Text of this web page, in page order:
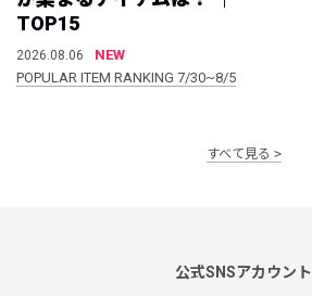
TOP15
2026.08.06
NEW
POPULAR ITEM RANKING 7/30~8/5
すべて見る
公式SNSアカウント